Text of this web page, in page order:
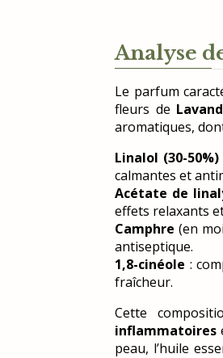
Analyse
Le parfum
fleurs de
aromatiques,
Linalol (30-50%)
calmantes et
Acétate de
effets relaxants
Camphre (en
antiseptique.
1,8-cinéole :
fraîcheur.
Cette
inflammatoires
peau, l’huile